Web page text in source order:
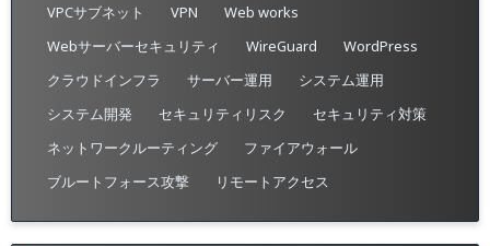
VPCサブネット
VPN
Web works
Webサーバーセキュリティ
WireGuard
WordPress
クラウドインフラ
サーバー運用
システム運用
システム開発
セキュリティリスク
セキュリティ対策
ネットワークルーティング
ファイアウォール
ブルートフォース攻撃
リモートアクセス